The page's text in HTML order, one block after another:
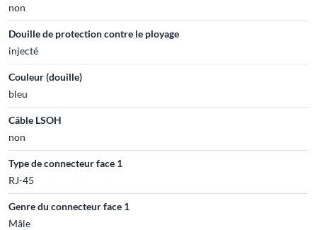
non
Douille de protection contre le ployage
injecté
Couleur (douille)
bleu
Câble LSOH
non
Type de connecteur face 1
RJ-45
Genre du connecteur face 1
Mâle